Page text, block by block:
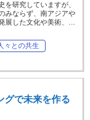
を研究していますが、
みならず、南アジアや
展した文化や美術、…
々との共生
グで未来を作る